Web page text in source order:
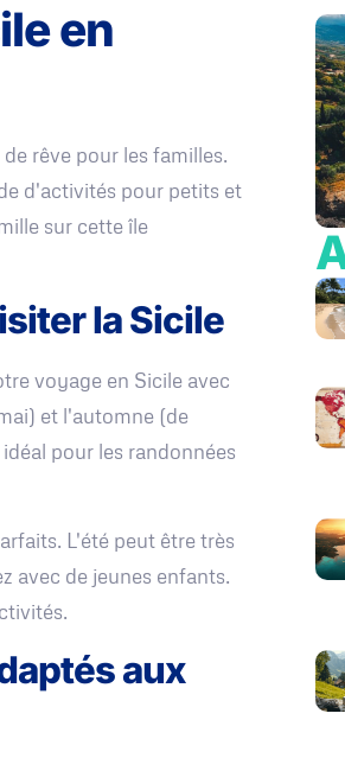
en
rêve pour les familles.
d'activités pour petits et
sur cette île
la Sicile
voyage en Sicile avec
et l'automne (de
pour les randonnées
L'été peut être très
avec de jeunes enfants.
aux